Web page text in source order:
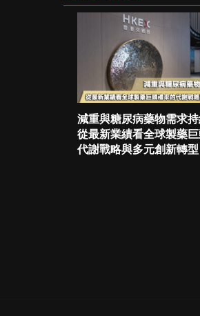
減重與糖尿病藥物需求持
從最新業績看全球製藥
代謝戰略與多元創新轉型